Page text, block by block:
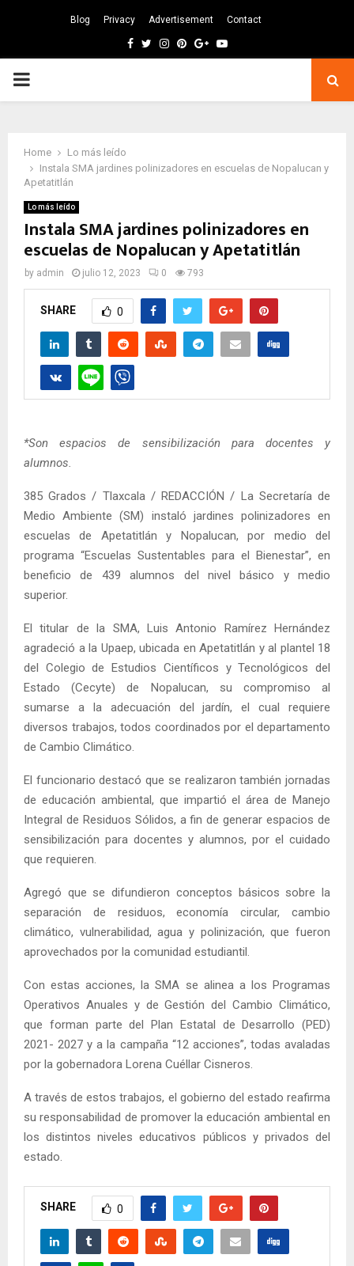
Blog Privacy Advertisement Contact
Facebook
TwitterInstagram
Pinterest
GoogleYoutube
PRIMARY
Home
Lo más leído
Instala SMA jardines polinizadores en escuelas de Nopalucan y
Apetatitlán
Lo más leído
Instala SMA jardines polinizadores en
escuelas de Nopalucan y Apetatitlán
by admin julio 12, 2023 0 793
SHARE 0
*Son espacios de sensibilización para docentes y
alumnos.
385 Grados / Tlaxcala / REDACCIÓN / La Secretaría de
Medio Ambiente (SM) instaló jardines polinizadores en
escuelas de Apetatitlán y Nopalucan, por medio del
programa “Escuelas Sustentables para el Bienestar”, en
beneficio de 439 alumnos del nivel básico y medio
superior.
El titular de la SMA, Luis Antonio Ramírez Hernández
agradeció a la Upaep, ubicada en Apetatitlán y al plantel 18
del Colegio de Estudios Científicos y Tecnológicos del
Estado (Cecyte) de Nopalucan, su compromiso al
sumarse a la adecuación del jardín, el cual requiere
diversos trabajos, todos coordinados por el departamento
de Cambio Climático.
El funcionario destacó que se realizaron también jornadas
de educación ambiental, que impartió el área de Manejo
Integral de Residuos Sólidos, a fin de generar espacios de
sensibilización para docentes y alumnos, por el cuidado
que requieren.
Agregó que se difundieron conceptos básicos sobre la
separación de residuos, economía circular, cambio
climático, vulnerabilidad, agua y polinización, que fueron
aprovechados por la comunidad estudiantil.
Con estas acciones, la SMA se alinea a los Programas
Operativos Anuales y de Gestión del Cambio Climático,
que forman parte del Plan Estatal de Desarrollo (PED)
2021- 2027 y a la campaña “12 acciones”, todas avaladas
por la gobernadora Lorena Cuéllar Cisneros.
A través de estos trabajos, el gobierno del estado reafirma
su responsabilidad de promover la educación ambiental en
los distintos niveles educativos públicos y privados del
estado.
SHARE 0